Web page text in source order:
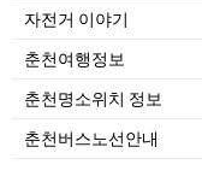
자전거 이야기
춘천여행정보
춘천명소위치 정보
춘천버스노선안내